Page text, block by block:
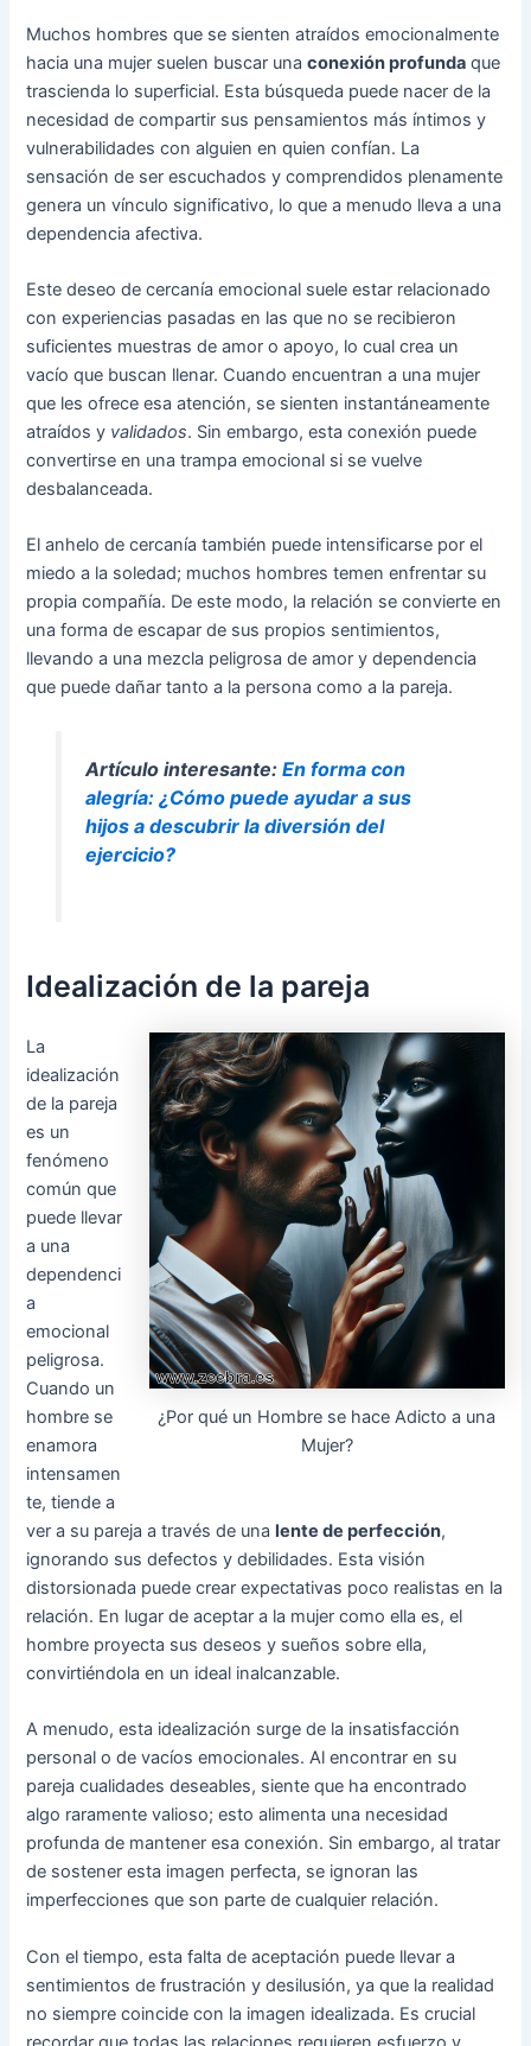
Muchos hombres que se sienten atraídos emocionalmente
hacia una mujer suelen buscar unaconexión profunda que
trascienda lo superficial. Esta búsqueda puede nacer de la
necesidad de compartir sus pensamientos más íntimos y
vulnerabilidades con alguien en quien confían. La
sensación de ser escuchados y comprendidos plenamente
genera un vínculo significativo, lo que a menudo lleva a una
dependencia afectiva.
Este deseo de cercanía emocional suele estar relacionado
con experiencias pasadas en las que no se recibieron
suficientes muestras de amor o apoyo, lo cual crea un
vacío que buscan llenar. Cuando encuentran a una mujer
que les ofrece esa atención, se sienten instantáneamente
atraídos y validados. Sin embargo, esta conexión puede
convertirse en una trampa emocional si se vuelve
desbalanceada.
El anhelo de cercanía también puede intensificarse por el
miedo a la soledad; muchos hombres temen enfrentar su
propia compañía. De este modo, la relación se convierte en
una forma de escapar de sus propios sentimientos,
llevando a una mezcla peligrosa de amor y dependencia
que puede dañar tanto a la persona como a la pareja.
Artículo interesante: En forma con
alegría: ¿Cómo puede ayudar a sus
hijos a descubrir la diversión del
ejercicio?
Idealización de la pareja
¿Por qué un Hombre se hace Adicto a una
Mujer?
La
idealización
de la pareja
es un
fenómeno
común que
puede llevar
a una
dependenci
a
emocional
peligrosa.
Cuando un
hombre se
enamora
intensamen
te, tiende a
ver a su pareja a través de unalente de perfección,
ignorando sus defectos y debilidades. Esta visión
distorsionada puede crear expectativas poco realistas en la
relación. En lugar de aceptar a la mujer como ella es, el
hombre proyecta sus deseos y sueños sobre ella,
convirtiéndola en un ideal inalcanzable.
A menudo, esta idealización surge de la insatisfacción
personal o de vacíos emocionales. Al encontrar en su
pareja cualidades deseables, siente que ha encontrado
algo raramente valioso; esto alimenta una necesidad
profunda de mantener esa conexión. Sin embargo, al tratar
de sostener esta imagen perfecta, se ignoran las
imperfecciones que son parte de cualquier relación.
Con el tiempo, esta falta de aceptación puede llevar a
sentimientos de frustración y desilusión, ya que la realidad
no siempre coincide con la imagen idealizada. Es crucial